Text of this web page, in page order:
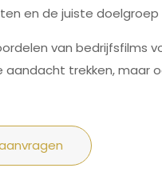
en de juiste doelgroep
van bedrijfsfilms
aandacht trekken, maar